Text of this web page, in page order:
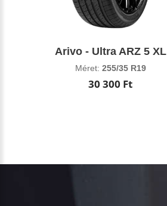
Arivo - Ultra ARZ 5 XL
Méret: 255/35 R19
30 300 Ft